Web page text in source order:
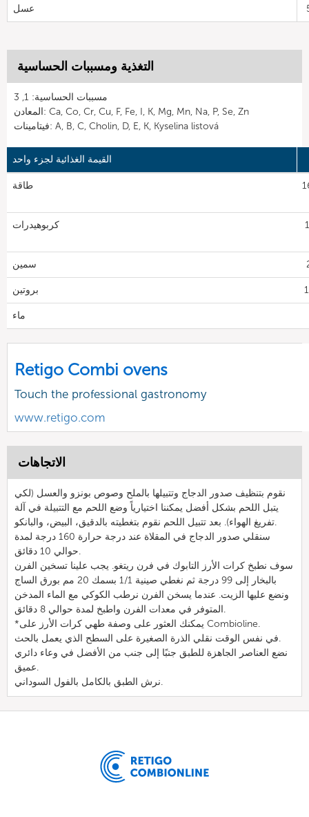
عسل
التغذية ومسببات الحساسية
مسببات الحساسية: 1, 3
المعادن: Ca, Co, Cr, Cu, F, Fe, I, K, Mg, Mn, Na, P, Se, Zn
فيتامينات: A, B, C, Cholin, D, E, K, Kyselina listová
القيمة الغذائية لجزء واحد
طاقة
كربوهيدرات
سمين
بروتين
ماء
Retigo Combi ovens
Touch the professional gastronomy
www.retigo.com
الاتجاهات
نقوم بتنظيف صدور الدجاج وتتبيلها بالملح وصوص بونزو والعسل (لكي
يتبل اللحم بشكل أفضل يمكننا اختيارياً وضع اللحم مع التتبيلة في آلة
تفريغ الهواء). بعد تتبيل اللحم نقوم بتغطيته بالدقيق، البيض، والبانكو.
سنقلي صدور الدجاج في المقلاة عند درجة حرارة 160 درجة لمدة
حوالي 10 دقائق.
سوف نطبخ كرات الأرز التابوك في فرن ريتغو. يجب علينا تسخين الفرن
بالبخار إلى 99 درجة ثم نغطي صينية 1/1 بسمك 20 مم بورق الساج
ونضع عليها الزيت. عندما يسخن الفرن نرطب الكوكي مع الماء المدخن
المتوفر في معدات الفرن واطبخ لمدة حوالي 8 دقائق.
*يمكنك العثور على وصفة طهي كرات الأرز على Combioline.
في نفس الوقت نقلي الذرة الصغيرة على السطح الذي يعمل بالحث.
نضع العناصر الجاهزة للطبق جنبًا إلى جنب من الأفضل في وعاء دائري
عميق.
نرش الطبق بالكامل بالفول السوداني.